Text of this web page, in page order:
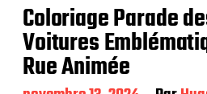
Coloriage Parade
Voitures
Rue Animée